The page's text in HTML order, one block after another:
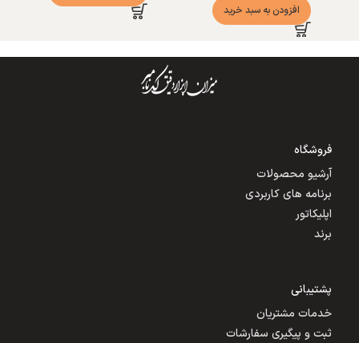
افزودن به سبد خرید
فروشگاه
آرشیو محصولات
برنامه های کاربردی
اپلیکاتور
برند
پشتیبانی
خدمات مشتریان
ثبت و پیگیری سفارشات